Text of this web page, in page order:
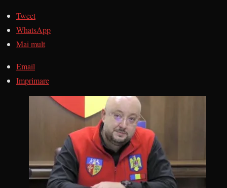
Tweet
WhatsApp
Mai mult
Email
Imprimare